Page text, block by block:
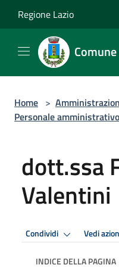
Regione Lazio
Home >
Personale amministrativo
dott.ssa
Valentini
Condividi Vedi
INDICE DELLA PAGINA